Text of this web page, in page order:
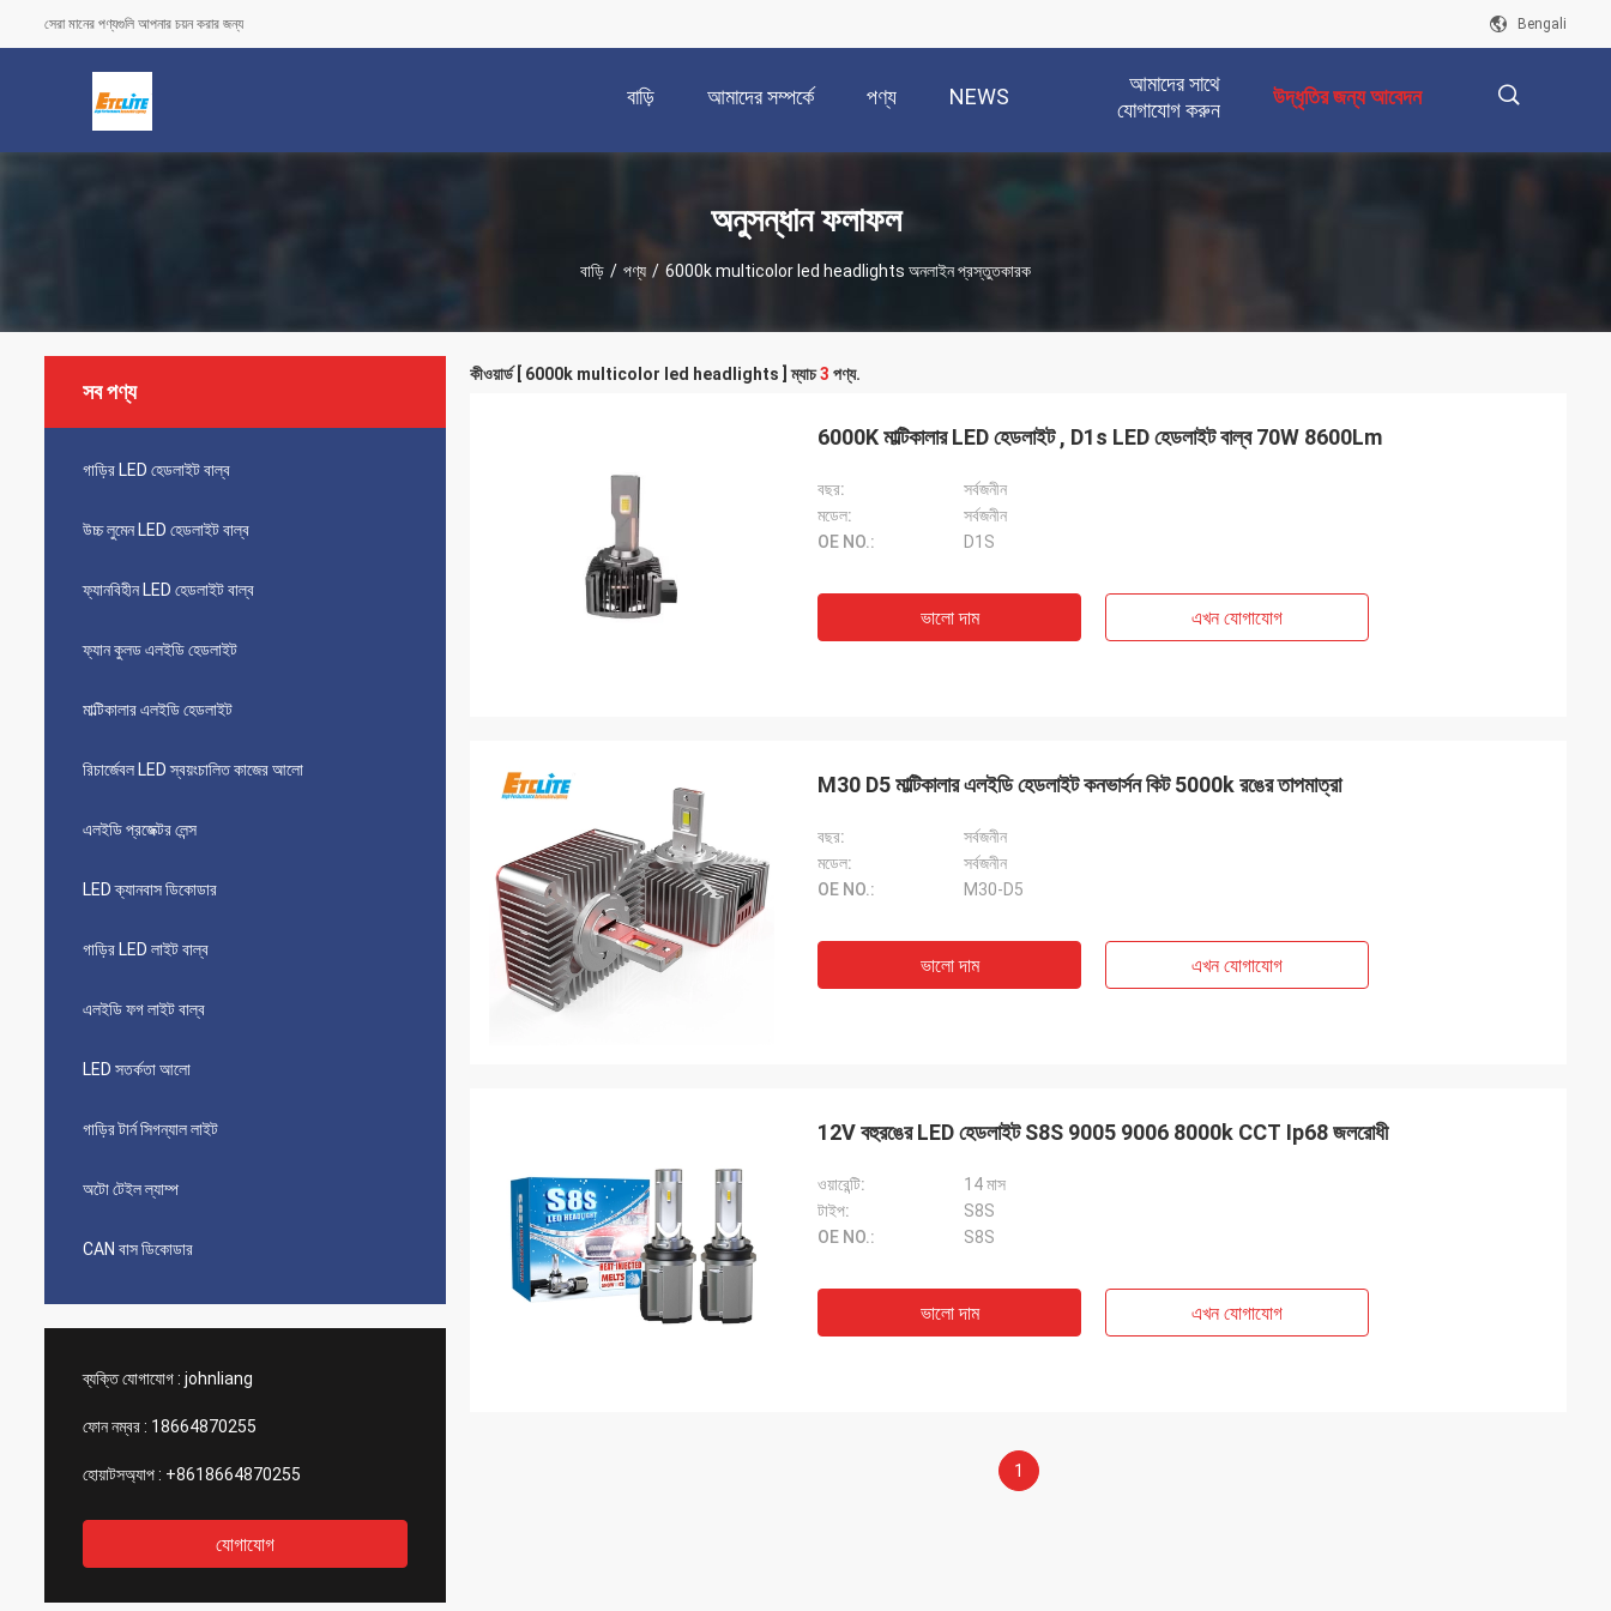
সেরা মানের পণ্যগুলি আপনার চয়ন করার জন্য Bengali
বাড়ি আমাদের সম্পর্কে পণ্য NEWS
আমাদের সাথে
যোগাযোগ করুন
উদ্ধৃতির জন্য আবেদন
অনুসন্ধান ফলাফল
বাড়ি / পণ্য / 6000k multicolor led headlights অনলাইন প্রস্তুতকারক
সব পণ্য
গাড়ির LED হেডলাইট বাল্ব
উচ্চ লুমেন LED হেডলাইট বাল্ব
ফ্যানবিহীন LED হেডলাইট বাল্ব
ফ্যান কুলড এলইডি হেডলাইট
মাল্টিকালার এলইডি হেডলাইট
রিচার্জেবল LED স্বয়ংচালিত কাজের আলো
এলইডি প্রজেক্টর লেন্স
LED ক্যানবাস ডিকোডার
গাড়ির LED লাইট বাল্ব
এলইডি ফগ লাইট বাল্ব
LED সতর্কতা আলো
গাড়ির টার্ন সিগন্যাল লাইট
অটো টেইল ল্যাম্প
CAN বাস ডিকোডার
ব্যক্তি যোগাযোগ : johnliang
ফোন নম্বর : 18664870255
হোয়াটসঅ্যাপ : +8618664870255
যোগাযোগ
কীওয়ার্ড [ 6000k multicolor led headlights ] ম্যাচ3 পণ্য.
6000K মাল্টিকালার LED হেডলাইট , D1s LED হেডলাইট বাল্ব 70W 8600Lm
বছর:
সর্বজনীন
মডেল:
সর্বজনীন
OE NO.:
D1S
ভালো দাম এখন যোগাযোগ
M30 D5 মাল্টিকালার এলইডি হেডলাইট কনভার্সন কিট 5000k রঙের তাপমাত্রা
বছর:
সর্বজনীন
মডেল:
সর্বজনীন
OE NO.:
M30-D5
ভালো দাম এখন যোগাযোগ
12V বহুরঙের LED হেডলাইট S8S 9005 9006 8000k CCT Ip68 জলরোধী
ওয়ারেন্টি:
14 মাস
টাইপ:
S8S
OE NO.:
S8S
ভালো দাম এখন যোগাযোগ
1